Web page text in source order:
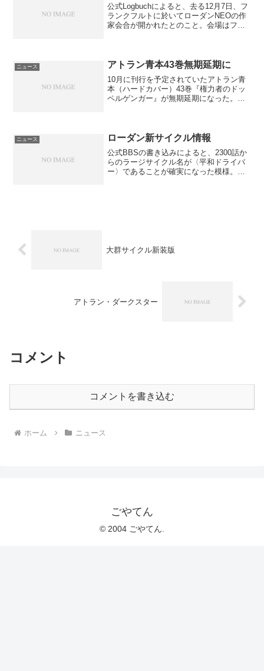
公式Logbuchによると、去る12月7日、フ
ランクフルトに於いてローダンNEOの作
家会合が開かれたとのこと。会場はフラ
ンシュタイ...
ニュース アトラン青本43巻無期延期に
10月に刊行を予定されていたアトラン青
本（ハードカバー）43巻『権力者のドッ
ペルゲンガー』が無期延期になった。こ
ニュース ローダン新サイクル情報
公式BBSの書き込みによると、2300話か
らのラージサイクル名が〈平和ドライバ
ー〉であることが確実になった模様。ロ
大群サイクル新装版
アトラン・ダークスター
コメント
コメントを書き込む
ホーム ニュース
ごやてん
© 2004 ごやてん.